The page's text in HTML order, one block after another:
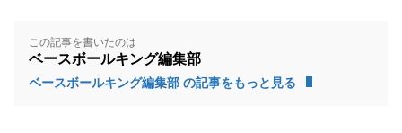
この記事を書いたのは
ベースボールキング編集部
ベースボールキング編集部 の記事をもっと見る